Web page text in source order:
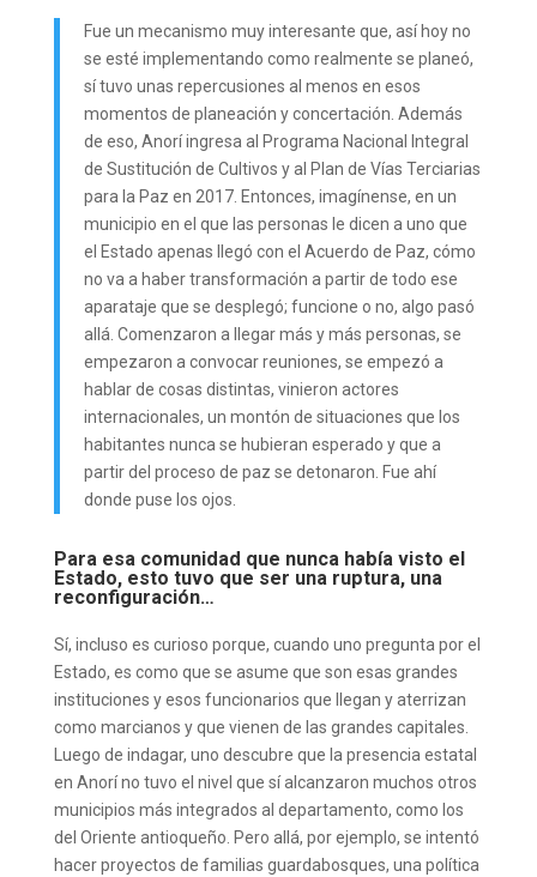
Fue un mecanismo muy interesante que, así hoy no
se esté implementando como realmente se planeó,
sí tuvo unas repercusiones al menos en esos
momentos de planeación y concertación. Además
de eso, Anorí ingresa al Programa Nacional Integral
de Sustitución de Cultivos y al Plan de Vías Terciarias
para la Paz en 2017. Entonces, imagínense, en un
municipio en el que las personas le dicen a uno que
el Estado apenas llegó con el Acuerdo de Paz, cómo
no va a haber transformación a partir de todo ese
aparataje que se desplegó; funcione o no, algo pasó
allá. Comenzaron a llegar más y más personas, se
empezaron a convocar reuniones, se empezó a
hablar de cosas distintas, vinieron actores
internacionales, un montón de situaciones que los
habitantes nunca se hubieran esperado y que a
partir del proceso de paz se detonaron. Fue ahí
donde puse los ojos.
Para esa comunidad que nunca había visto el
Estado, esto tuvo que ser una ruptura, una
reconfiguración…
Sí, incluso es curioso porque, cuando uno pregunta por el
Estado, es como que se asume que son esas grandes
instituciones y esos funcionarios que llegan y aterrizan
como marcianos y que vienen de las grandes capitales.
Luego de indagar, uno descubre que la presencia estatal
en Anorí no tuvo el nivel que sí alcanzaron muchos otros
municipios más integrados al departamento, como los
del Oriente antioqueño. Pero allá, por ejemplo, se intentó
hacer proyectos de familias guardabosques, una política